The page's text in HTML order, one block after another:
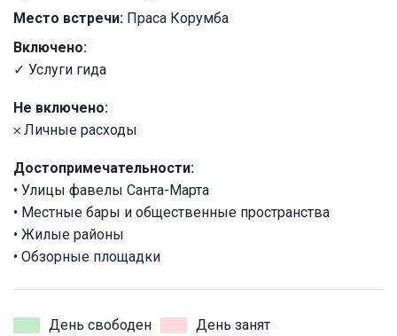
Место встречи: Праса Корумба
Включено:
✓ Услуги гида
Не включено:
𐄂 Личные расходы
Достопримечательности:
• Улицы фавелы Санта-Марта
• Местные бары и общественные пространства
• Жилые районы
• Обзорные площадки
День свободен День занят